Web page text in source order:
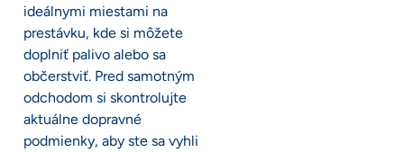
ideálnymi miestami na
prestávku, kde si môžete
doplniť palivo alebo sa
občerstviť. Pred samotným
odchodom si skontrolujte
aktuálne dopravné
podmienky, aby ste sa vyhli